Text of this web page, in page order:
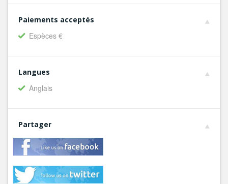
Paiements acceptés
Espèces €
Langues
Anglais
Partager